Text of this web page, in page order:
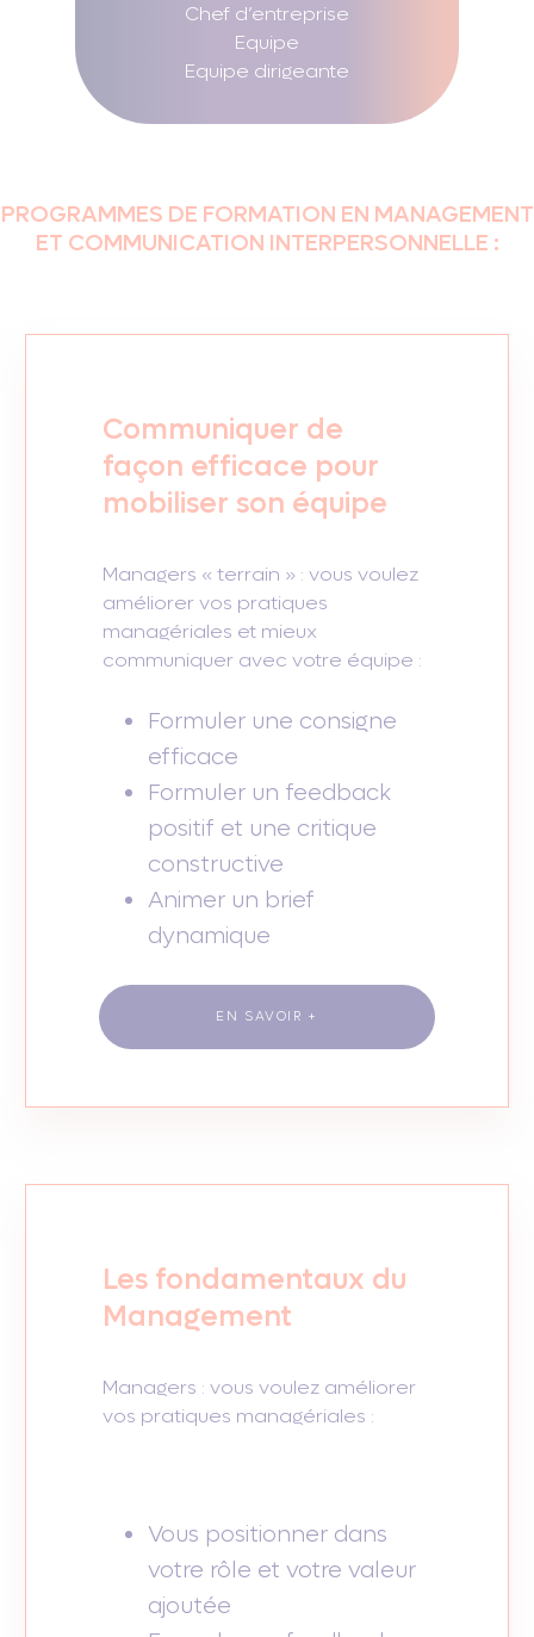
Chef d’entreprise
Equipe
Equipe dirigeante
PROGRAMMES DE FORMATION EN MANAGEMENT
ET COMMUNICATION INTERPERSONNELLE :
Communiquer de
façon efficace pour
mobiliser son équipe
Managers « terrain » : vous voulez
améliorer vos pratiques
managériales et mieux
communiquer avec votre équipe :
Formuler une consigne
efficace
Formuler un feedback
positif et une critique
constructive
Animer un brief
dynamique
EN SAVOIR +
Les fondamentaux du
Management
Managers : vous voulez améliorer
vos pratiques managériales :
Vous positionner dans
votre rôle et votre valeur
ajoutée